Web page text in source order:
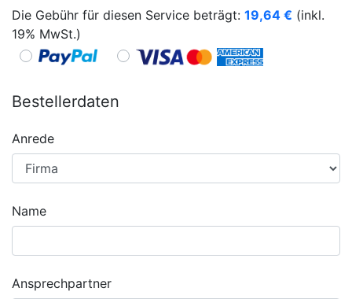
Die Gebühr für diesen Service beträgt: 19,64 € (inkl.
19% MwSt.)
Bestellerdaten
Anrede
Name
Ansprechpartner